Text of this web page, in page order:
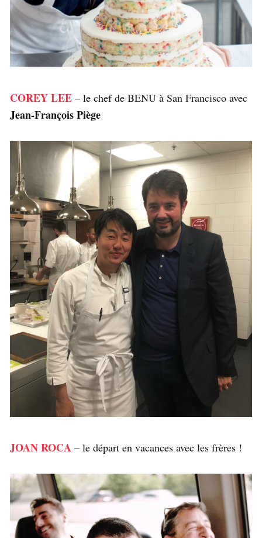
COREY LEE – le chef de BENU à San Francisco avec
Jean-François Piège
JOAN ROCA – le départ en vacances avec les frères !